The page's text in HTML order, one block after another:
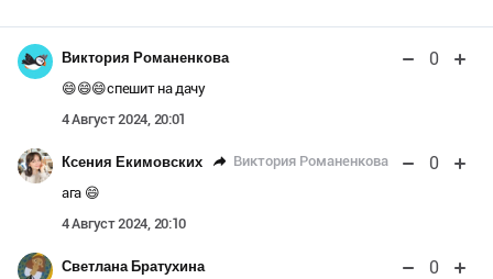
Виктория Романенкова 0
😄😄😄спешит на дачу
4 Август 2024, 20:01
Ксения Екимовских Виктория Романенкова 0
ага 😄
4 Август 2024, 20:10
Светлана Братухина 0